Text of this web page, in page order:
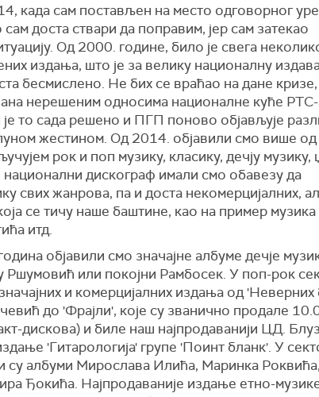
када сам постављен на место одговорног
доста ствари да поправим, јер сам затекао
Од 2000. године, било је свега
издања, што је за велику националну
бесмислено. Не бих се враћао на дане кризе,
нерешеним односима националне куће
то сада решено и ПГП поново објављује
жестином. Од 2014. објавили смо више
рок и поп музику, класику, дечју музику,
дискограф имали смо обавезу да
свих жанрова, па и доста некомерцијалних,
се тичу наше баштине, као на пример музика
итд.
објавили смо значајне албуме дечје
Ршумовић или покојни Рамбосек. У поп-рок
и комерцијалних издања од 'Неверних
до 'Фрајли', које су званично продале
дискова) и биле наш најпродаванији ЦД.
'Гитарологија' групе 'Поинт бланк'. У
су албуми Мирослава Илића, Маринка Роквића,
Ђокића. Најпродаваније издање етно-